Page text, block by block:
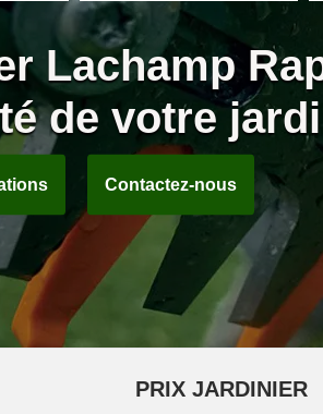
Lachamp
de votre
Contactez-nous
PRIX JARDINIER